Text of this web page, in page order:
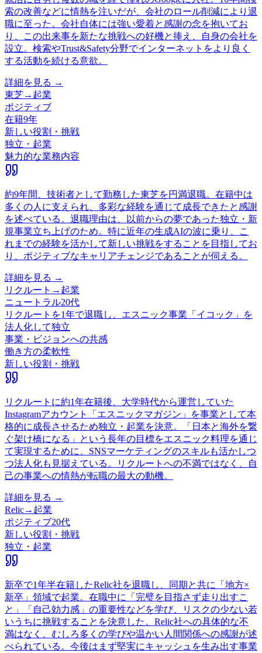
索の改善などに情熱を注いだが、会社のロール削減により退
職に至った。会社自体には強い愛着と感謝の念を抱いてお
り、この出来事を新たな挑戦への好機と捧え、自身の会社を
設立。検索やTrust&Safety分野でインターネットをより良く
する活動を続ける意欲。
詳細を見る →
東芝→ 起業
ポジティブ
在籍9年
新しい役割・挑戦
独立・起業
魅力的な業務内容
約9年間、技術者として勤務した東芝を円満退職。在籍中は
多くの人に支えられ、多彩な経験を通じて成長できたと感謝
を述べている。退職理由は、以前からの夢であった独立・新
規事業立ち上げのため。特に近年の生成AIの波に乗り、こ
れまでの経験を活かして新しい挑戦をすることを目指してお
り、ポジティブなキャリアチェンジであることが伺える。
詳細を見る →
リクルート → 起業
ニュートラル20代
リクルートを1年で退職し、エスニック事業「イコック」を
法人化して独立
事業・ビジョンへの共感
働き方の柔軟性
新しい役割・挑戦
リクルートに約1年在籍後、大学時代から運営していた
Instagramアカウント「エスニックマガジン」を事業として本
格的に成長させるため独立・起業を決意。「日本と海外を繋
ぐ架け橋になる」という長年の目標をエスニック料理を通じ
て実現するために、SNSマーケティングのスキルも活かしつ
つ法人化も見据えている。リクルートへの不満ではなく、自
己の事業への情熱が転職の最大の動機。
詳細を見る →
Relic→ 起業
ポジティブ20代
新しい役割・挑戦
独立・起業
新卒で1年半在籍したRelic社を退職し、同期と共に「地方×
新卒」領域で起業。在職中に「完璧を目指さず走り出すこ
と」「自己効力感」の重要性などを学び、リスクの少ない若
いうちに挑戦することを決意した。Relic社への具体的な不
満はなく、むしろ多くの学びや温かい人間関係への感謝が述
べられている。今後はまず堅実にキャッシュを生み出す事業